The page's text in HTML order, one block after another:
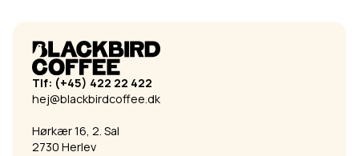
Tlf: (+45) 422 22 422
hej@blackbirdcoffee.dk
Hørkær 16, 2. Sal
2730 Herlev